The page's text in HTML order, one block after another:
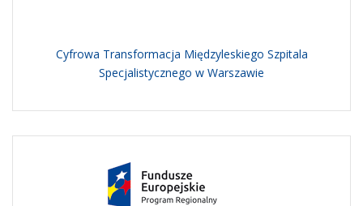
Cyfrowa Transformacja Międzyleskiego Szpitala
Specjalistycznego w Warszawie